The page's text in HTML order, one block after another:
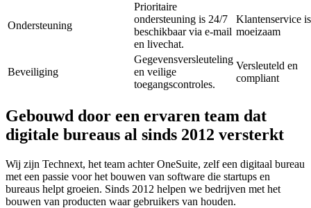
Ondersteuning
Prioritaire
ondersteuning is 24/7
beschikbaar via e-mail
en livechat.
Klantenservice is
moeizaam
Beveiliging
Gegevensversleuteling
en veilige
toegangscontroles.
Versleuteld en
compliant
Gebouwd door een ervaren team dat
digitale bureaus al sinds 2012 versterkt
Wij zijn Technext, het team achter OneSuite, zelf een digitaal bureau
met een passie voor het bouwen van software die startups en
bureaus helpt groeien. Sinds 2012 helpen we bedrijven met het
bouwen van producten waar gebruikers van houden.